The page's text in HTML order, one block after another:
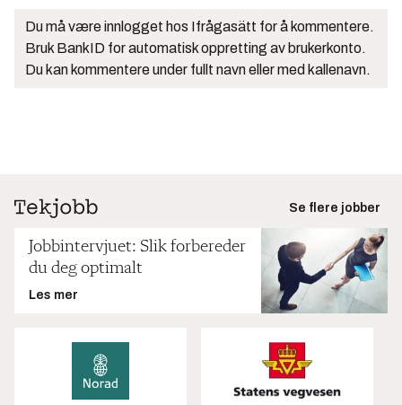
Du må være innlogget hos Ifrågasätt for å kommentere.
Bruk BankID for automatisk oppretting av brukerkonto.
Du kan kommentere under fullt navn eller med kallenavn.
Se flere jobber
Jobbintervjuet: Slik forbereder
du deg optimalt
Les mer